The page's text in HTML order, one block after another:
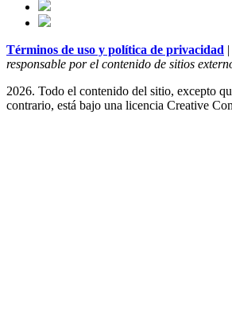
Términos de uso y política de privacidad |
responsable por el contenido de sitios
2026. Todo el contenido del sitio, excepto
contrario, está bajo una licencia Creative